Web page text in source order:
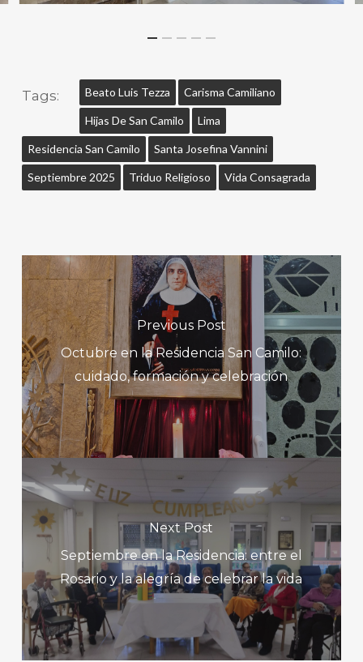
Tags: Beato Luis Tezza Carisma Camiliano
Hijas De San Camilo Lima
Residencia San Camilo Santa Josefina Vannini
Septiembre 2025 Triduo Religioso Vida Consagrada
Previous Post
Octubre en la Residencia San Camilo:
cuidado, formación y celebración
Next Post
Septiembre en la Residencia: entre el
Rosario y la alegría de celebrar la vida